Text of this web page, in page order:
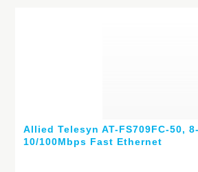
Allied Telesyn AT-FS709FC-50,
10/100Mbps Fast Ethernet